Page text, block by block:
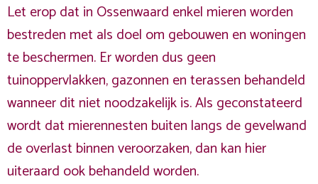
Let erop dat in Ossenwaard enkel mieren worden
bestreden met als doel om gebouwen en woningen
te beschermen. Er worden dus geen
tuinoppervlakken, gazonnen en terassen behandeld
wanneer dit niet noodzakelijk is. Als geconstateerd
wordt dat mierennesten buiten langs de gevelwand
de overlast binnen veroorzaken, dan kan hier
uiteraard ook behandeld worden.